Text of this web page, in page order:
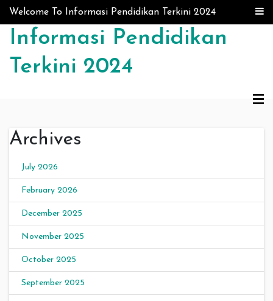
Skip to content
Welcome To Informasi Pendidikan Terkini 2024
Informasi Pendidikan
Terkini 2024
Archives
July 2026
February 2026
December 2025
November 2025
October 2025
September 2025